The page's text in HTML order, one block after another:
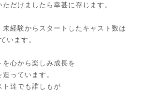
だけましたら幸甚に存じます。
未経験からスタートしたキャスト数は
います。
を心から楽しみ成長を
っています。
ト達でも誰しもが